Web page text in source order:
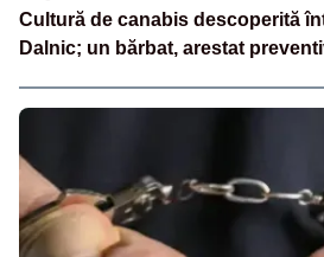
Cultură de canabis descoperită
Dalnic; un bărbat, arestat